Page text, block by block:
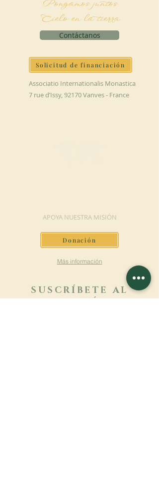
Pongamos juntos
Cielo en la tierra
Contáctanos
Solicitud de financiación
Associatio Internationalis Monastica
7 rue d’Issy, 92170 Vanves - France
APOYA NUESTRA MISIÓN
Donación
Más información
SUSCRÍBETE AL
BOLETÍN